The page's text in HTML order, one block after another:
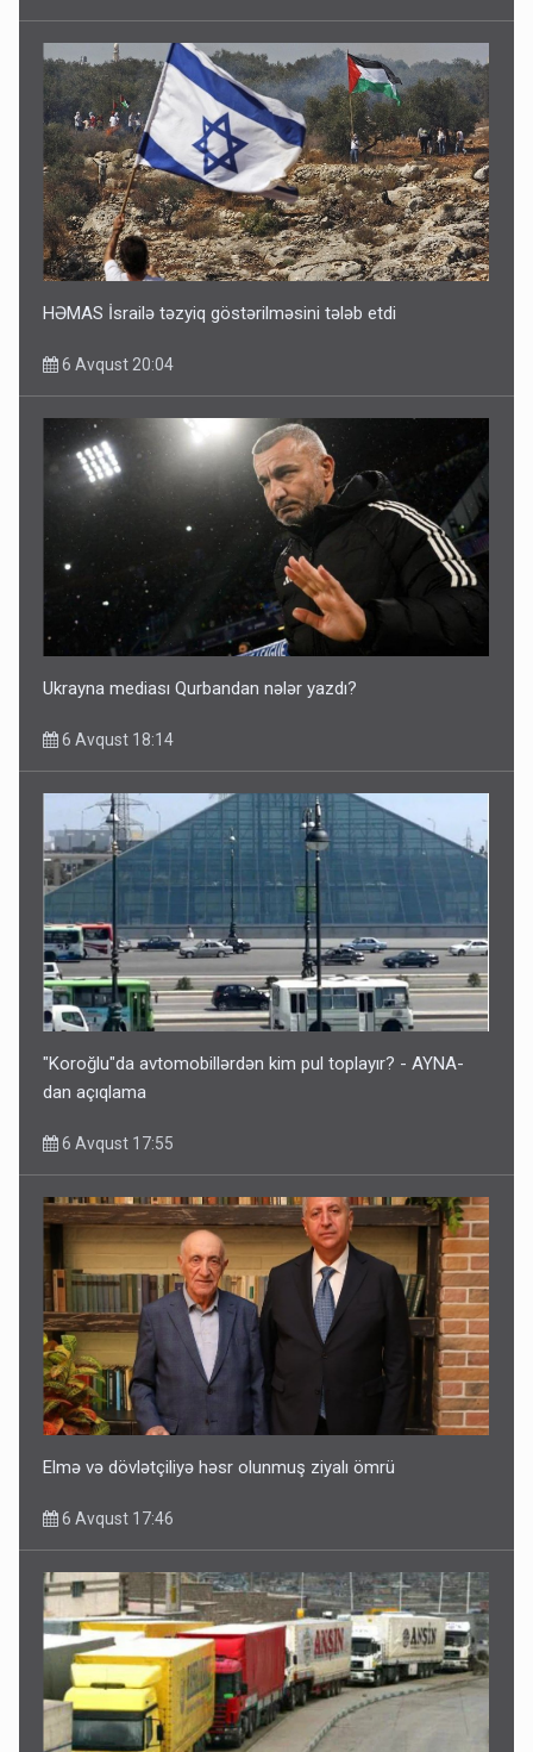
HƏMAS İsrailə təzyiq göstərilməsini tələb etdi
6 Avqust 20:04
Ukrayna mediası Qurbandan nələr yazdı?
6 Avqust 18:14
"Koroğlu"da avtomobillərdən kim pul toplayır? - AYNA-
dan açıqlama
6 Avqust 17:55
Elmə və dövlətçiliyə həsr olunmuş ziyalı ömrü
6 Avqust 17:46